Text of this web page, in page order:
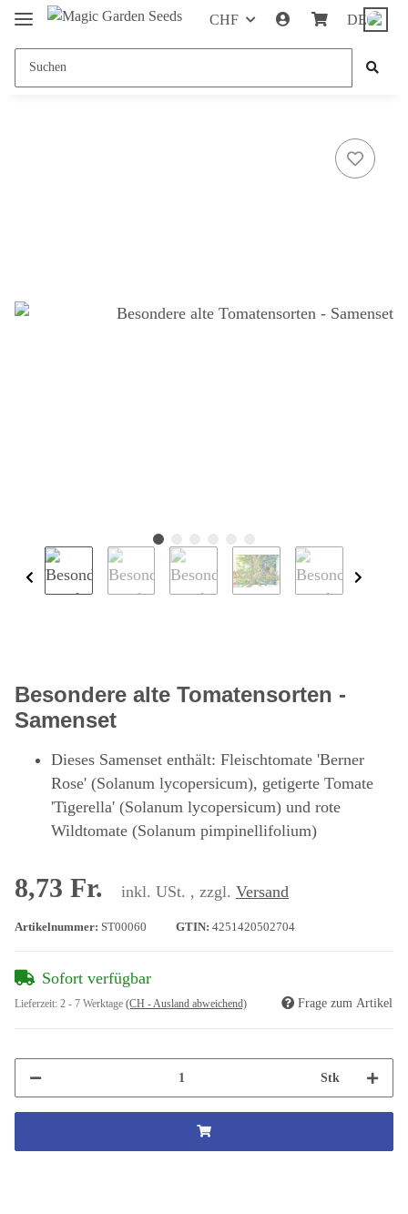
CHF DE
Besondere alte Tomatensorten -
Samenset
Dieses Samenset enthält: Fleischtomate 'Berner
Rose' (Solanum lycopersicum), getigerte Tomate
'Tigerella' (Solanum lycopersicum) und rote
Wildtomate (Solanum pimpinellifolium)
8,73 Fr. inkl. USt. , zzgl. Versand
Artikelnummer: ST00060 GTIN: 4251420502704
Sofort verfügbar
Lieferzeit: 2 - 7 Werktage (CH - Ausland abweichend) Frage zum Artikel
Stk